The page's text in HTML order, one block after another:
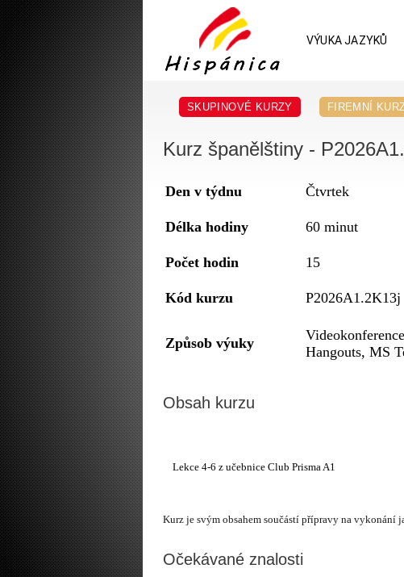
VÝUKA JAZYKŮ
SKUPINOVÉ KURZY FIREMNÍ
Kurz španělštiny -
Den v týdnu Čtvrtek
Délka hodiny 60 minut
Počet hodin 15
Kód kurzu P2026A1.2K13j
Způsob výuky
Hangouts, MS
Obsah kurzu
Kurz je svým obsahem součástí přípravy na vykonání
Očekávané znalosti